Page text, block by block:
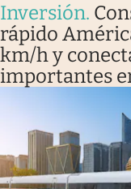
Inversión.
rápido
km/h y
importantes